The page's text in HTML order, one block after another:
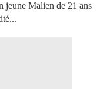
jeune Malien de 21 ans